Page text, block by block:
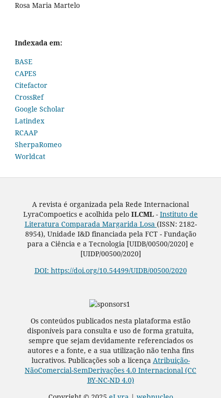
Rosa Maria Martelo
Indexada em:
BASE
CAPES
Citefactor
CrossRef
Google Scholar
Latindex
RCAAP
SherpaRomeo
Worldcat
A revista é organizada pela Rede Internacional
LyraCompoetics e acolhida pelo ILCML - Instituto de
Literatura Comparada Margarida Losa (ISSN: 2182-
8954), Unidade I&D financiada pela FCT - Fundação
para a Ciência e a Tecnologia [UIDB/00500/2020] e
[UIDP/00500/2020]
DOI: https://doi.org/10.54499/UIDB/00500/2020
Os conteúdos publicados nesta plataforma estão
disponíveis para consulta e uso de forma gratuita,
sempre que sejam devidamente referenciados os
autores e a fonte, e a sua utilização não tenha fins
lucrativos. Publicações sob a licença Atribuição-
NãoComercial-SemDerivações 4.0 Internacional (CC
BY-NC-ND 4.0)